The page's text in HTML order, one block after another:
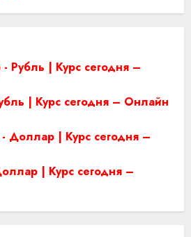
Рубль | Курс сегодня –
| Курс сегодня – Онлайн
Доллар | Курс сегодня –
| Курс сегодня –